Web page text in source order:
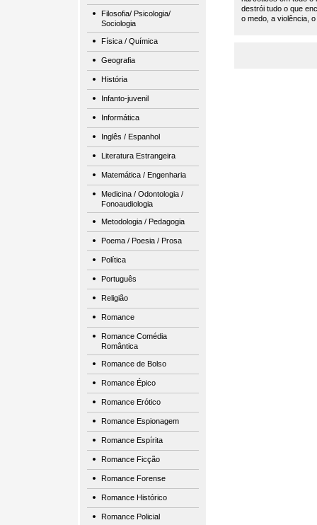
Filosofia/ Psicologia/
Sociologia
Física / Química
Geografia
História
Infanto-juvenil
Informática
Inglês / Espanhol
Literatura Estrangeira
Matemática / Engenharia
Medicina / Odontologia /
Fonoaudiologia
Metodologia / Pedagogia
Poema / Poesia / Prosa
Política
Português
Religião
Romance
Romance Comédia
Romântica
Romance de Bolso
Romance Épico
Romance Erótico
Romance Espionagem
Romance Espírita
Romance Ficção
Romance Forense
Romance Histórico
Romance Policial
destrói tudo o que
o medo, a violência,